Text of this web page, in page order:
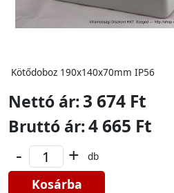
Kötődoboz 190x140x70mm IP56
Nettó ár:3 674 Ft
Bruttó ár:4 665 Ft
- + db
Kosárba